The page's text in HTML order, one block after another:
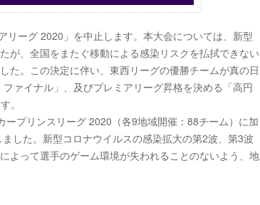
ーグ 2020」を中止します。本大会については、新型
が、全国をまたぐ移動による感染リスクを払拭できない
た。この決定に伴い、東西リーグの優勝チームが真の日
ァイナル」、及びプレミアリーグ昇格を決める「高円
。
プリンスリーグ 2020（各9地域開催：88チーム）に加
した。新型コロナウイルスの感染拡大の第2波、第3波
よって選手のゲーム環境が失われることのないよう、地